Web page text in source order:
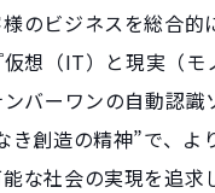
のビジネスを総合的
想（IT）と現実（モ
バーワンの自動認
き創造の精神”で、よ
な社会の実現を追求